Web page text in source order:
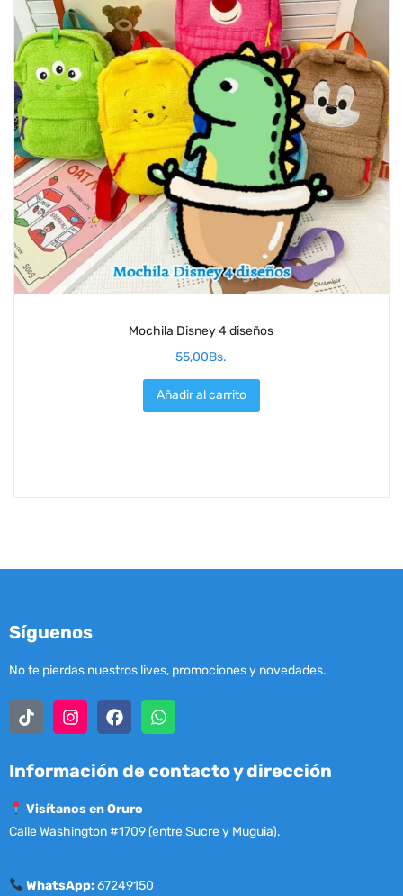
Mochila Disney 4 diseños
55,00Bs.
Añadir al carrito
Síguenos
No te pierdas nuestros lives, promociones y novedades.
Información de contacto y dirección
Visítanos en Oruro
Calle Washington #1709 (entre Sucre y Muguia).
WhatsApp:67249150